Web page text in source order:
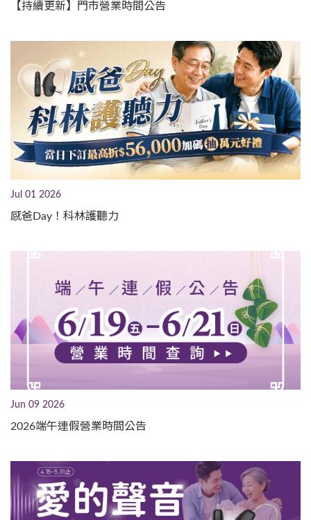
【持續更新】門市營業時間公告
Jul 01 2026
感爸Day！科林護聽力
Jun 09 2026
2026端午連假營業時間公告